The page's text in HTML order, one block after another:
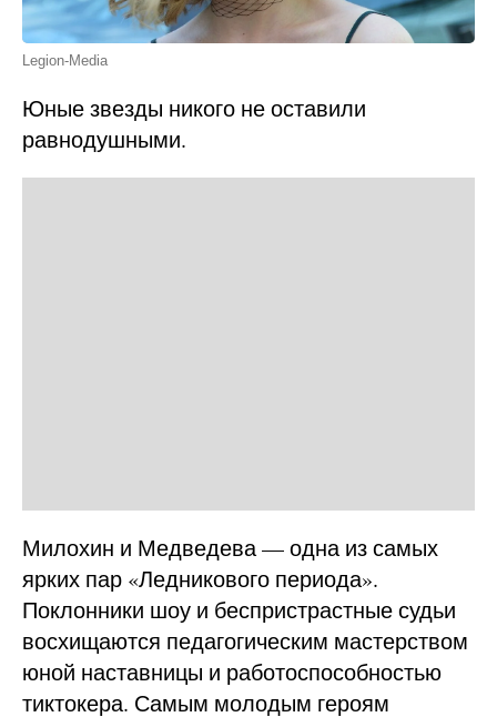
Legion-Media
Юные звезды никого не оставили
равнодушными.
Милохин и Медведева — одна из самых
ярких пар «Ледникового периода».
Поклонники шоу и беспристрастные судьи
восхищаются педагогическим мастерством
юной наставницы и работоспособностью
тиктокера. Самым молодым героям